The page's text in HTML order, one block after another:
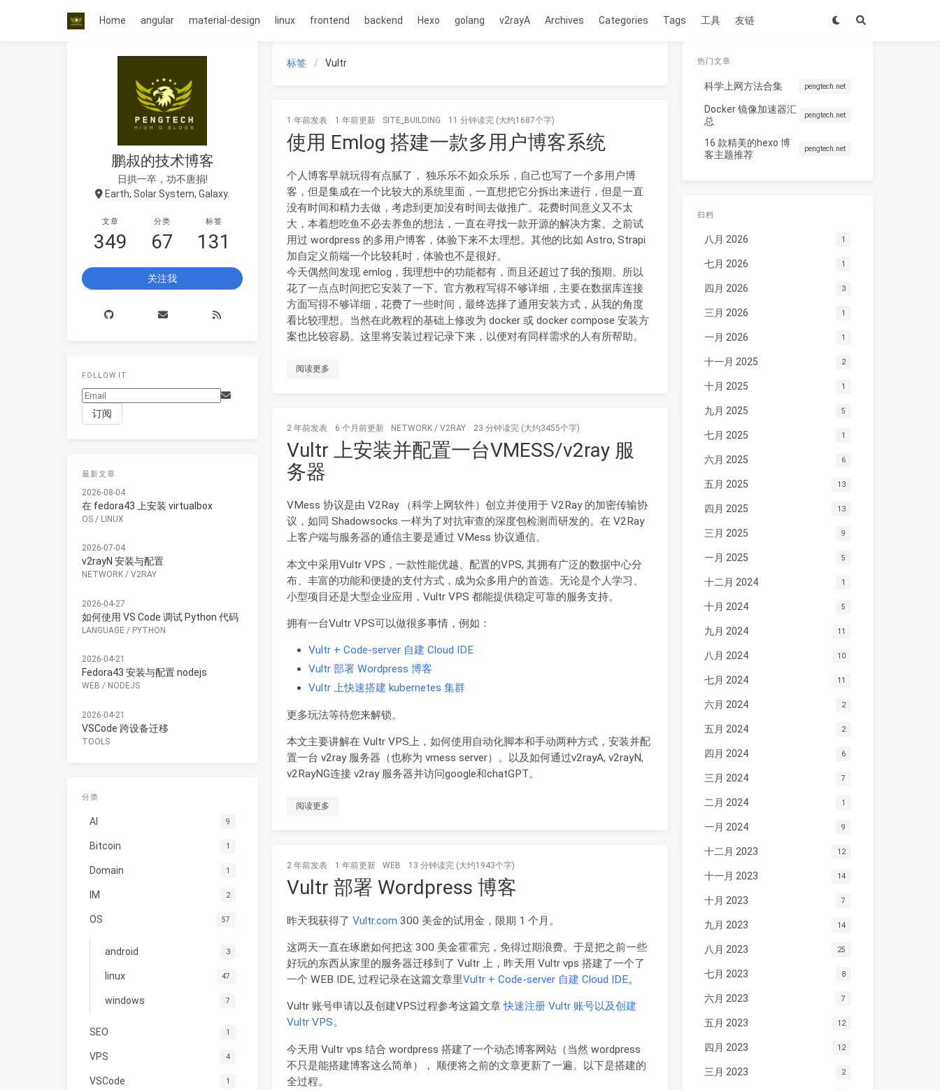
Home angular material-design linux frontend backend Hexo golang v2rayA Archives Categories Tags 工具 友链
标签 Vultr
1 年前发表 1 年前更新 SITE_BUILDING 11 分钟读完 (大约1687个字)
使用 Emlog 搭建一款多用户博客系统
个人博客早就玩得有点腻了， 独乐乐不如众乐乐，自己也写了一个多用户博
客，但是集成在一个比较大的系统里面，一直想把它分拆出来进行，但是一直
没有时间和精力去做，考虑到更加没有时间去做推广。花费时间意义又不太
大，本着想吃鱼不必去养鱼的想法，一直在寻找一款开源的解决方案。之前试
用过 wordpress 的多用户博客，体验下来不太理想。其他的比如 Astro, Strapi
加自定义前端一个比较耗时，体验也不是很好。
今天偶然间发现 emlog，我理想中的功能都有，而且还超过了我的预期。所以
花了一点点时间把它安装了一下。官方教程写得不够详细，主要在数据库连接
方面写得不够详细，花费了一些时间，最终选择了通用安装方式，从我的角度
看比较理想。当然在此教程的基础上修改为 docker 或 docker compose 安装方
案也比较容易。这里将安装过程记录下来，以便对有同样需求的人有所帮助。
阅读更多
2 年前发表 6 个月前更新 NETWORK /V2RAY 23 分钟读完 (大约3455个字)
Vultr 上安装并配置一台VMESS/v2ray 服
务器
VMess 协议是由 V2Ray （科学上网软件）创立并使用于 V2Ray 的加密传输协
议，如同 Shadowsocks 一样为了对抗审查的深度包检测而研发的。在 V2Ray
上客户端与服务器的通信主要是通过 VMess 协议通信。
本文中采用Vultr VPS，一款性能优越、配置的VPS, 其拥有广泛的数据中心分
布、丰富的功能和便捷的支付方式，成为众多用户的首选。无论是个人学习、
小型项目还是大型企业应用，Vultr VPS 都能提供稳定可靠的服务支持。
拥有一台Vultr VPS可以做很多事情，例如：
Vultr + Code-server 自建 Cloud IDE
Vultr 部署 Wordpress 博客
Vultr 上快速搭建 kubernetes 集群
更多玩法等待您来解锁。
本文主要讲解在 Vultr VPS上，如何使用自动化脚本和手动两种方式，安装并配
置一台 v2ray 服务器（也称为 vmess server）。以及如何通过v2rayA, v2rayN,
v2RayNG连接 v2ray 服务器并访问google和chatGPT。
阅读更多
2 年前发表 1 年前更新 WEB 13 分钟读完 (大约1943个字)
Vultr 部署 Wordpress 博客
昨天我获得了Vultr.com 300 美金的试用金，限期 1 个月。
这两天一直在琢磨如何把这 300 美金霍霍完，免得过期浪费。于是把之前一些
好玩的东西从家里的服务器迁移到了 Vultr 上，昨天用 Vultr vps 搭建了一个了
一个 WEB IDE, 过程记录在这篇文章里Vultr + Code-server 自建 Cloud IDE。
Vultr 账号申请以及创建VPS过程参考这篇文章快速注册 Vultr 账号以及创建
Vultr VPS。
今天用 Vultr vps 结合 wordpress 搭建了一个动态博客网站（当然 wordpress
不只是能搭建博客这么简单）， 顺便将之前的文章更新了一遍。以下是搭建的
全过程。
鹏叔的技术博客
日拱一卒，功不唐捐!
Earth, Solar System, Galaxy.
文章
349
分类
67
标签
131
关注我
FOLLOW.IT
最新文章
2026-08-04
在 fedora43 上安装 virtualbox
OS / LINUX
2026-07-04
v2rayN 安装与配置
NETWORK / V2RAY
2026-04-27
如何使用 VS Code 调试 Python 代码
LANGUAGE / PYTHON
2026-04-21
Fedora43 安装与配置 nodejs
WEB / NODEJS
2026-04-21
VSCode 跨设备迁移
TOOLS
分类
AI 9
Bitcoin 1
Domain 1
IM 2
OS 57
android 3
linux 47
windows 7
SEO 1
VPS 4
VSCode 1
热门文章
科学上网方法合集 pengtech.net
Docker 镜像加速器汇
总
pengtech.net
16 款精美的hexo 博
客主题推荐
pengtech.net
归档
八月 2026 1
七月 2026 1
四月 2026 3
三月 2026 1
一月 2026 1
十一月 2025 2
十月 2025 1
九月 2025 5
七月 2025 1
六月 2025 6
五月 2025 13
四月 2025 13
三月 2025 9
一月 2025 5
十二月 2024 1
十月 2024 5
九月 2024 11
八月 2024 10
七月 2024 11
六月 2024 2
五月 2024 2
四月 2024 6
三月 2024 7
二月 2024 1
一月 2024 9
十二月 2023 12
十一月 2023 14
十月 2023 7
九月 2023 14
八月 2023 25
七月 2023 8
六月 2023 7
五月 2023 12
四月 2023 12
三月 2023 2